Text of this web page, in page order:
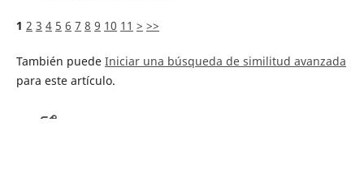
1 2 3 4 5 6 7 8 9 10 11 > >>
También puede Iniciar una búsqueda de similitud avanzada
para este artículo.